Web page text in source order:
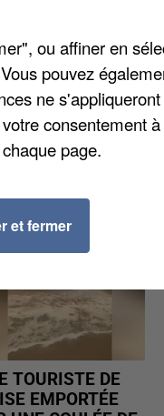
son palmarès
TOURISTE DE
EMPORTÉE
ou affiner en
pouvez
ne
consentement
page.
et fermer